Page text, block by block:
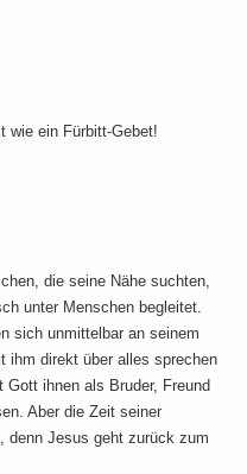
wie ein Fürbitt-Gebet!
die seine Nähe suchten,
unter Menschen begleitet.
sich unmittelbar an seinem
ihm direkt über alles sprechen
ihnen als Bruder, Freund
Aber die Zeit seiner
denn Jesus geht zurück zum